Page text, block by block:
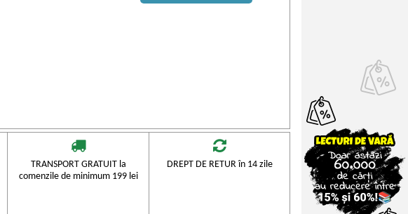
TRANSPORT GRATUIT la
comenzile de minimum 199 lei
DREPT DE RETUR în 14 zile